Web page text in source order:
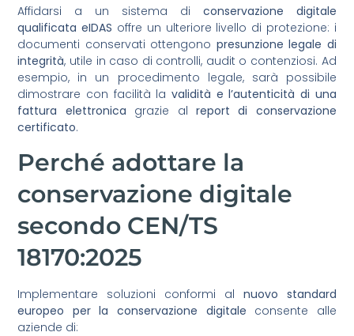
Affidarsi a un sistema di conservazione digitale
qualificata eIDAS offre un ulteriore livello di protezione: i
documenti conservati ottengono presunzione legale di
integrità, utile in caso di controlli, audit o contenziosi. Ad
esempio, in un procedimento legale, sarà possibile
dimostrare con facilità la validità e l’autenticità di una
fattura elettronica grazie al report di conservazione
certificato.
Perché adottare la
conservazione digitale
secondo CEN/TS
18170:2025
Implementare soluzioni conformi al nuovo standard
europeo per la conservazione digitale consente alle
aziende di: